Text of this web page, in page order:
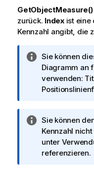
GetObjectMeasure()
zurück. Indexist eine
Kennzahl angibt, die
I
n
f
o
a
t
i
o
Sie können
Diagramm an
verwenden:
I
n
f
o
Sie können
Kennzahl
unter
referenzieren.